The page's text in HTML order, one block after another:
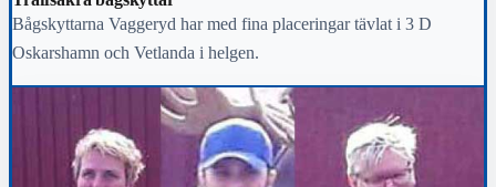
Bågskyttarna Vaggeryd har med fina placeringar tävlat i 3 D
Oskarshamn och Vetlanda i helgen.